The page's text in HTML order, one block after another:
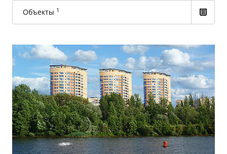
Объекты 1